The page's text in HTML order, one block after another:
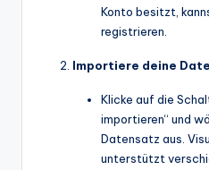
Konto besitzt,
registrieren.
Importiere deine
Klicke auf die
importieren“ und
Datensatz aus.
unterstützt